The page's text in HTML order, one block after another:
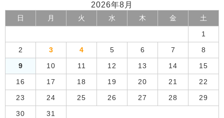
2026年8月
日 月 火 水 木 金 土
1
2 3 4 5 6 7 8
9 10 11 12 13 14 15
16 17 18 19 20 21 22
23 24 25 26 27 28 29
30 31